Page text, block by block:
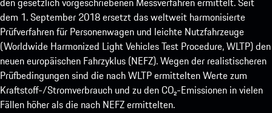
dem 1. September 2018 ersetzt das weltweit harmonisierte
Prüfverfahren für Personenwagen und leichte Nutzfahrzeuge
(Worldwide Harmonized Light Vehicles Test Procedure, WLTP) den
neuen europäischen Fahrzyklus (NEFZ). Wegen der realistischeren
Prüfbedingungen sind die nach WLTP ermittelten Werte zum
Kraftstoff-/Stromverbrauch und zu den CO₂-Emissionen in vielen
Fällen höher als die nach NEFZ ermittelten.